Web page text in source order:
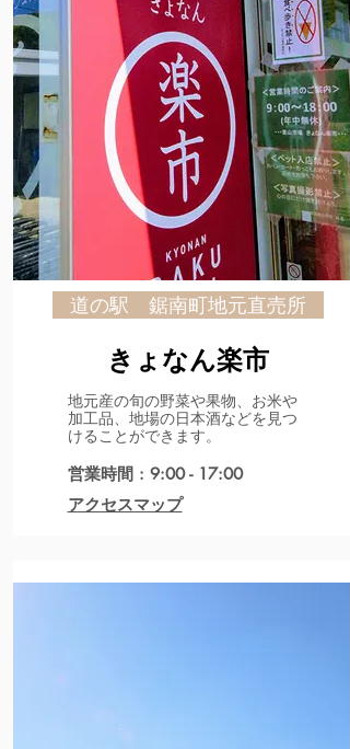
道の駅 鋸南町地元直売所
きょなん楽市
地元産の旬の野菜や果物、お米や
加工品、地場の日本酒などを見つ
けることができます。
営業時間 : 9:00 - 17:00
アクセスマップ